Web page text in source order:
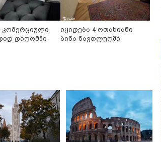
კომერციული
დიღომში
იყიდება 4 ოთახიანი
ბინა ნავთლუღში